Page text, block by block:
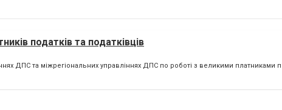
податків та податківців
ДПС та міжрегіональних управліннях ДПС по роботі з великими платниками